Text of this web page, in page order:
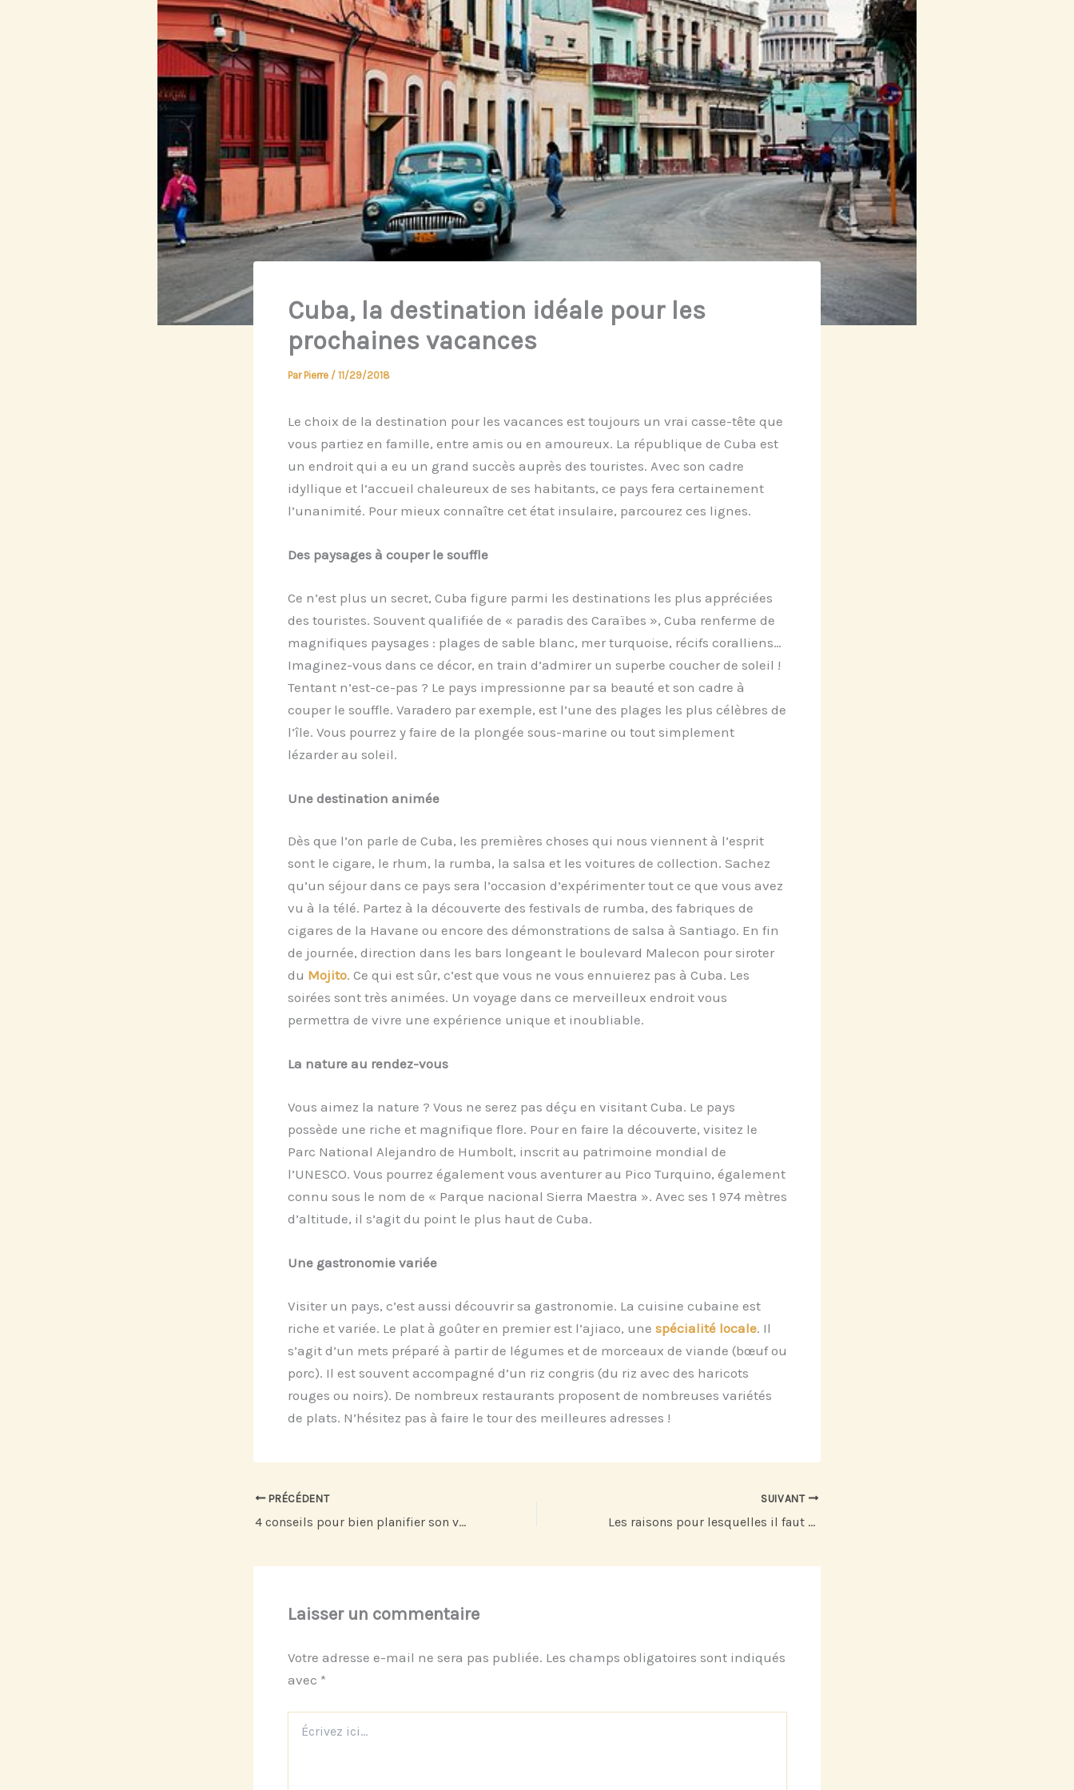
Cuba, la destination idéale pour les
prochaines vacances
Par Pierre / 11/29/2018
Le choix de la destination pour les vacances est toujours un vrai casse-tête que
vous partiez en famille, entre amis ou en amoureux. La république de Cuba est
un endroit qui a eu un grand succès auprès des touristes. Avec son cadre
idyllique et l’accueil chaleureux de ses habitants, ce pays fera certainement
l’unanimité. Pour mieux connaître cet état insulaire, parcourez ces lignes.
Des paysages à couper le souffle
Ce n’est plus un secret, Cuba figure parmi les destinations les plus appréciées
des touristes. Souvent qualifiée de « paradis des Caraïbes », Cuba renferme de
magnifiques paysages : plages de sable blanc, mer turquoise, récifs coralliens…
Imaginez-vous dans ce décor, en train d’admirer un superbe coucher de soleil !
Tentant n’est-ce-pas ? Le pays impressionne par sa beauté et son cadre à
couper le souffle. Varadero par exemple, est l’une des plages les plus célèbres de
l’île. Vous pourrez y faire de la plongée sous-marine ou tout simplement
lézarder au soleil.
Une destination animée
Dès que l’on parle de Cuba, les premières choses qui nous viennent à l’esprit
sont le cigare, le rhum, la rumba, la salsa et les voitures de collection. Sachez
qu’un séjour dans ce pays sera l’occasion d’expérimenter tout ce que vous avez
vu à la télé. Partez à la découverte des festivals de rumba, des fabriques de
cigares de la Havane ou encore des démonstrations de salsa à Santiago. En fin
de journée, direction dans les bars longeant le boulevard Malecon pour siroter
du Mojito. Ce qui est sûr, c’est que vous ne vous ennuierez pas à Cuba. Les
soirées sont très animées. Un voyage dans ce merveilleux endroit vous
permettra de vivre une expérience unique et inoubliable.
La nature au rendez-vous
Vous aimez la nature ? Vous ne serez pas déçu en visitant Cuba. Le pays
possède une riche et magnifique flore. Pour en faire la découverte, visitez le
Parc National Alejandro de Humbolt, inscrit au patrimoine mondial de
l’UNESCO. Vous pourrez également vous aventurer au Pico Turquino, également
connu sous le nom de « Parque nacional Sierra Maestra ». Avec ses 1 974 mètres
d’altitude, il s’agit du point le plus haut de Cuba.
Une gastronomie variée
Visiter un pays, c’est aussi découvrir sa gastronomie. La cuisine cubaine est
riche et variée. Le plat à goûter en premier est l’ajiaco, une spécialité locale. Il
s’agit d’un mets préparé à partir de légumes et de morceaux de viande (bœuf ou
porc). Il est souvent accompagné d’un riz congris (du riz avec des haricots
rouges ou noirs). De nombreux restaurants proposent de nombreuses variétés
de plats. N’hésitez pas à faire le tour des meilleures adresses !
PRÉCÉDENT
4 conseils pour bien planifier son voyage
SUIVANT
Les raisons pour lesquelles il faut voyager
Laisser un commentaire
Votre adresse e-mail ne sera pas publiée. Les champs obligatoires sont indiqués
avec *
ici…